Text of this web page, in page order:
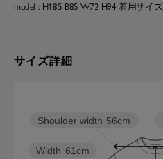
model : H185 B85 W72 H94 着用サイズ
サイズ詳細
Width 61cm
Shoulder width 56cm